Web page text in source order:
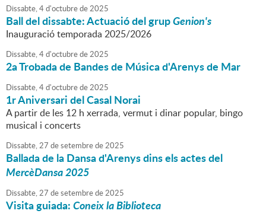
Dissabte,4d'octubrede2025
Ball del dissabte: Actuació del grupGenion's
Inauguració temporada 2025/2026
Dissabte,4d'octubrede2025
2a Trobada de Bandes de Música d'Arenys de Mar
Dissabte,4d'octubrede2025
1r Aniversari del Casal Norai
A partir de les 12 h xerrada, vermut i dinar popular, bingo
musical i concerts
Dissabte,27 desetembrede2025
Ballada de la Dansa d'Arenys dins els actes del
MercèDansa 2025
Dissabte,27 desetembrede2025
Visita guiada:Coneix la Biblioteca